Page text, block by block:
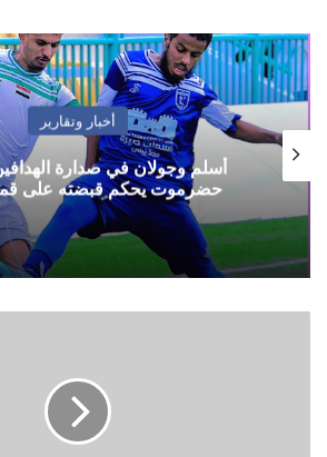
أخبار وتقارير
أسلم وجولان في صدارة
حضرموت يحكم قبضته على